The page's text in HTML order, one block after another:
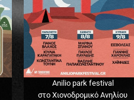
Anilio park festival
στο Χιονοδρομικό Ανηλίου